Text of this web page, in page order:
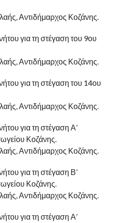
Αντιδήμαρχος Κοζάνης.
για τη στέγαση του 9ου
Αντιδήμαρχος Κοζάνης.
για τη στέγαση του 14ου
Αντιδήμαρχος Κοζάνης.
για τη στέγαση Α’
Κοζάνης.
Αντιδήμαρχος Κοζάνης.
για τη στέγαση Β’
Κοζάνης.
Αντιδήμαρχος Κοζάνης.
για τη στέγαση Α’